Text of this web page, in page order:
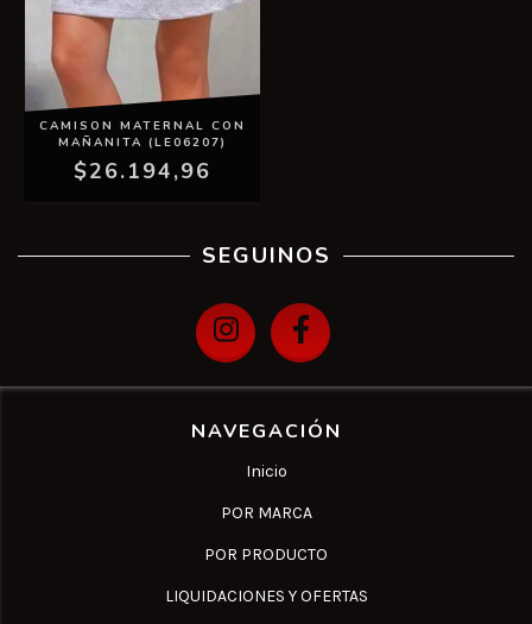
CAMISON MATERNAL CON
MAÑANITA (LE06207)
$26.194,96
SEGUINOS
NAVEGACIÓN
Inicio
POR MARCA
POR PRODUCTO
LIQUIDACIONES Y OFERTAS